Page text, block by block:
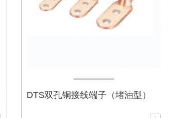
DTS双孔铜接线端子（堵油型）